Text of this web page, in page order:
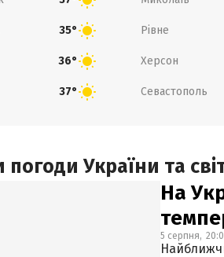
35° Рівне
36° Херсон
37° Севастополь
України та
На
5 серпня,